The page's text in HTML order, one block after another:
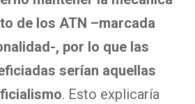
de los ATN –marcada
, por lo que las
serían aquellas
. Esto explicaría